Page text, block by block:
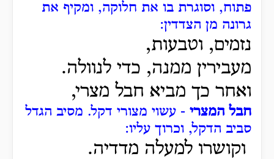
פתוח, וסוגרת בו את חלוקה, ומקיף את
גרונה מן הצדדין:
נזמים, וטבעות,
מעבירין ממנה, כדי לנוולה.
ואחר כך מביא חבל מצרי,
חבל המצרי - עשוי מצורי דקל. מסיב הגדל
סביב הדקל, וכרוך עליו:
וקושרו למעלה מדדיה.